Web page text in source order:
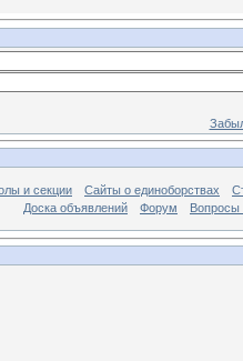
и секции Сайты о единоборствах
Доска объявлений
Форум Вопросы